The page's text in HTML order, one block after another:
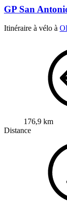
GP San
Itinéraire à vélo à
176,9 km
Distance